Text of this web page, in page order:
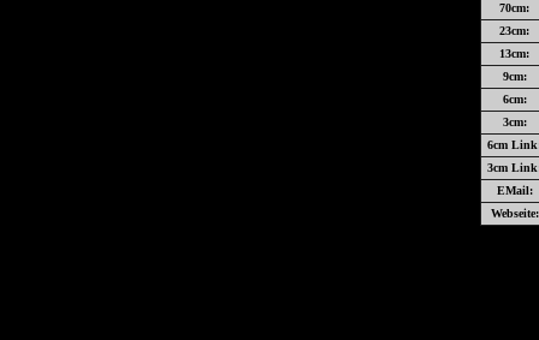
70cm:
23cm:
13cm:
9cm:
6cm:
3cm:
6cm
3cm
EMail:
Webseite: